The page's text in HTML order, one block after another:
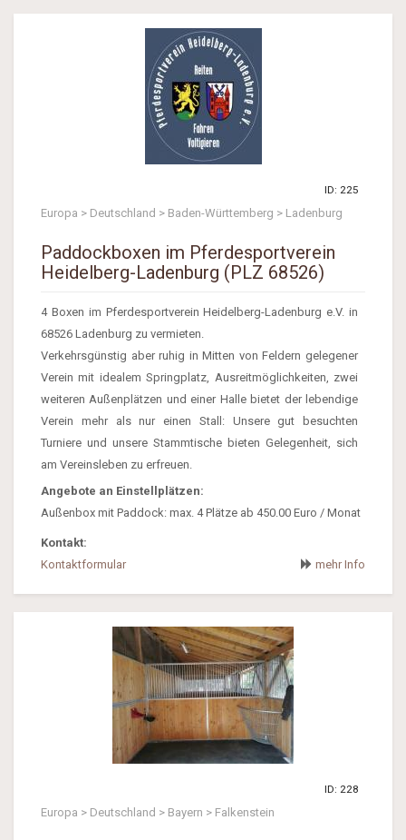
ID: 225
Europa > Deutschland > Baden-Württemberg > Ladenburg
Paddockboxen im Pferdesportverein
Heidelberg-Ladenburg (PLZ 68526)
4 Boxen im Pferdesportverein Heidelberg-Ladenburg e.V. in
68526 Ladenburg zu vermieten.
Verkehrsgünstig aber ruhig in Mitten von Feldern gelegener
Verein mit idealem Springplatz, Ausreitmöglichkeiten, zwei
weiteren Außenplätzen und einer Halle bietet der lebendige
Verein mehr als nur einen Stall: Unsere gut besuchten
Turniere und unsere Stammtische bieten Gelegenheit, sich
am Vereinsleben zu erfreuen.
Angebote an Einstellplätzen:
Außenbox mit Paddock: max. 4 Plätze ab 450.00 Euro / Monat
Kontakt:
Kontaktformular
mehr Info
ID: 228
Europa > Deutschland > Bayern > Falkenstein